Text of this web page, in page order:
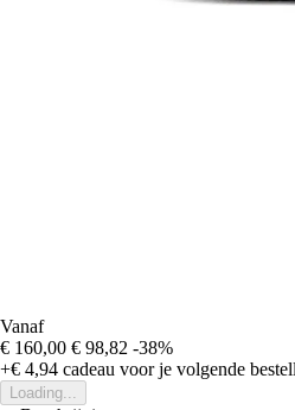
Vanaf
€ 160,00 € 98,82 -38%
+€ 4,94 cadeau voor je volgende
Loading...